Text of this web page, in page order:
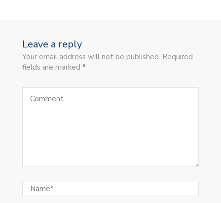
Leave a reply
Your email address will not be published. Required
fields are marked *